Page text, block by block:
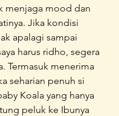
menjaga mood dan
Jika kondisi
apalagi sampai
harus ridho, segera
Termasuk menerima
seharian penuh si
Koala yang hanya
peluk ke Ibunya